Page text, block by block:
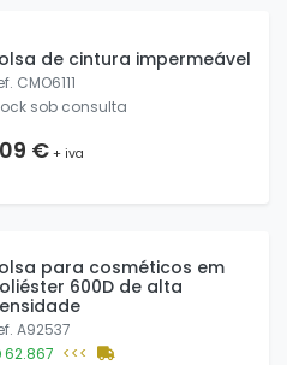
de cintura impermeável
CMO6111
sob consulta
€+ iva
para cosméticos em
600D de alta
A92537
62.867 <<<